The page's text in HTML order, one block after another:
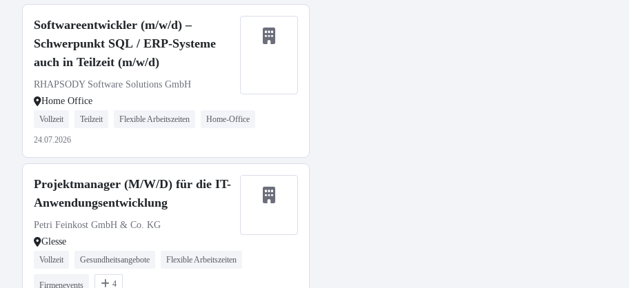
Softwareentwickler (m/w/d) –
Schwerpunkt SQL / ERP-Systeme
auch in Teilzeit (m/w/d)
RHAPSODY Software Solutions GmbH
Home Office
Vollzeit Teilzeit Flexible Arbeitszeiten Home-Office
24.07.2026
Projektmanager (M/W/D) für die IT-
Anwendungsentwicklung
Petri Feinkost GmbH & Co. KG
Glesse
Vollzeit Gesundheitsangebote Flexible Arbeitszeiten
Firmenevents 4